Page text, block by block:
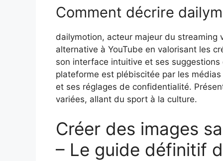
Comment décrire
dailymotion, acteur majeur du streaming
alternative à YouTube en valorisant les
son interface intuitive et ses
plateforme est plébiscitée par les
et ses réglages de confidentialité.
variées, allant du sport à la culture.
Créer des images
– Le guide définitif